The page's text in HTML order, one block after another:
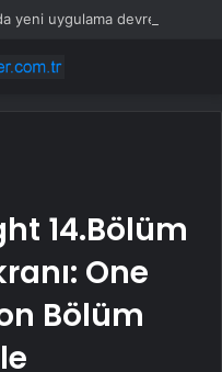
14.Bölüm
One
Bölüm